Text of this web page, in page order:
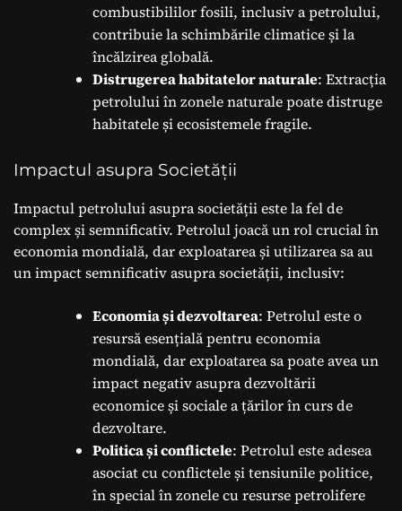
combustibililor fosili, inclusiv a petrolului,
contribuie la schimbările climatice și la
încălzirea globală.
Distrugerea habitatelor naturale: Extracția
petrolului în zonele naturale poate distruge
habitatele și ecosistemele fragile.
Impactul asupra Societății
Impactul petrolului asupra societății este la fel de
complex și semnificativ. Petrolul joacă un rol crucial în
economia mondială, dar exploatarea și utilizarea sa au
un impact semnificativ asupra societății, inclusiv:
Economia și dezvoltarea: Petrolul este o
resursă esențială pentru economia
mondială, dar exploatarea sa poate avea un
impact negativ asupra dezvoltării
economice și sociale a țărilor în curs de
dezvoltare.
Politica și conflictele: Petrolul este adesea
asociat cu conflictele și tensiunile politice,
în special în zonele cu resurse petrolifere